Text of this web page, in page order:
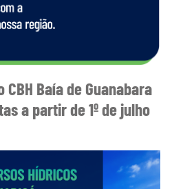
Baía de Guanabara
a partir de 1º de julho